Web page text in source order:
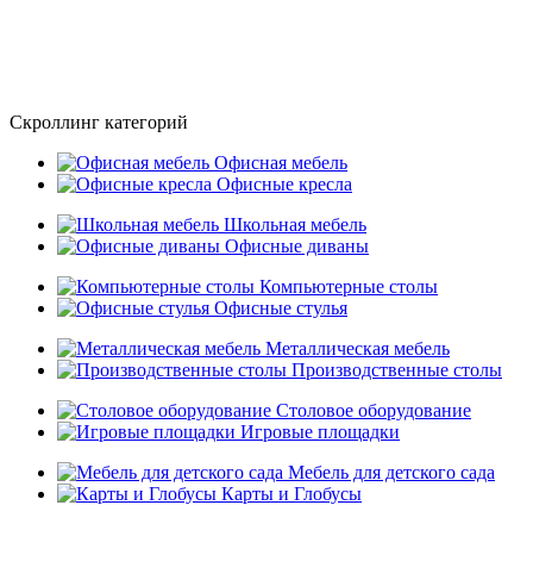
Скроллинг категорий
Офисная мебель
Офисные кресла
Школьная мебель
Офисные диваны
Компьютерные столы
Офисные стулья
Металлическая мебель
Производственные столы
Столовое оборудование
Игровые площадки
Мебель для детского сада
Карты и Глобусы